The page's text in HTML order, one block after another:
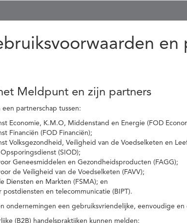
en
Meldpunt en zijn partners
partnerschap tussen:
Economie, K.M.O, Middenstand en Energie (FOD
Financiën (FOD Financiën);
Volksgezondheid, Veiligheid van de Voedselketen en
(SIOD);
Geneesmiddelen en Gezondheidsproducten (FAGG);
de Veiligheid van de Voedselketen (FAVV);
Diensten en Markten (FSMA); en
en telecommunicatie (BIPT).
ondernemingen een gebruiksvriendelijke, eenvoudige
(B2B) handelspraktijken kunnen melden;